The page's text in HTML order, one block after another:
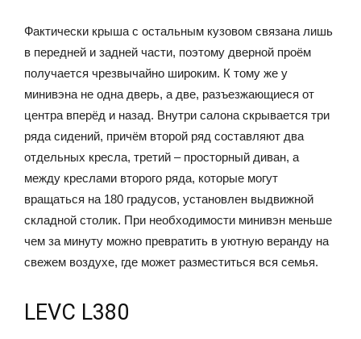
Фактически крыша с остальным кузовом связана лишь
в передней и задней части, поэтому дверной проём
получается чрезвычайно широким. К тому же у
минивэна не одна дверь, а две, разъезжающиеся от
центра вперёд и назад. Внутри салона скрывается три
ряда сидений, причём второй ряд составляют два
отдельных кресла, третий – просторный диван, а
между креслами второго ряда, которые могут
вращаться на 180 градусов, установлен выдвижной
складной столик. При необходимости минивэн меньше
чем за минуту можно превратить в уютную веранду на
свежем воздухе, где может разместиться вся семья.
LEVC L380